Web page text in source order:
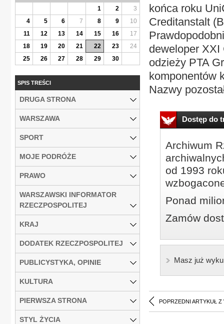
końca roku
Creditanstalt
deweloper XXI
odzieży PTA
komponentów
Nazwy
Dostęp do
Archiwum
od 1993
Ponad
Zamów
Masz już
POPRZEDNI ARTYKUŁ Z
1
2
3
4
5 6 7 8 9
10
11
12 13 14 15 16
17
18
19 20 21 22 23
24
25
26 27 28 29 30
SPIS TREŚCI
DRUGA STRONA
WARSZAWA
SPORT
MOJE PODRÓŻE
PRAWO
WARSZAWSKI INFORMATOR
RZECZPOSPOLITEJ
KRAJ
DODATEK RZECZPOSPOLITEJ
PUBLICYSTYKA, OPINIE
KULTURA
PIERWSZA STRONA
STYL ŻYCIA